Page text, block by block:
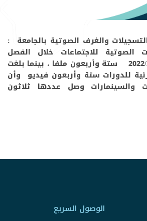
والغرف الصوتية بالجامعة :
الصوتية للاجتماعات خلال الفصل
الدراسي للعام 2022/2023 ستة وأربعون ملفا ، بينما بلغت
للدورات ستة وأربعون فيديو وأن
والسينمارات وصل عددها ثلاثون
الوصول السريع